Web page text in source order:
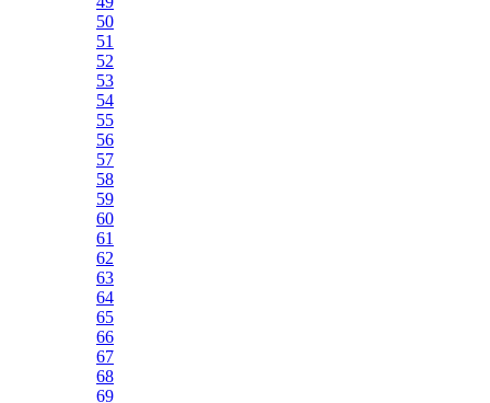
50
51
52
53
54
55
56
57
58
59
60
61
62
63
64
65
66
67
68
69